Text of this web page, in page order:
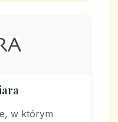
w którym